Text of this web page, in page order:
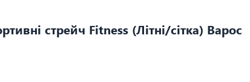
стрейч Fitness (Літні/сітка) Варос